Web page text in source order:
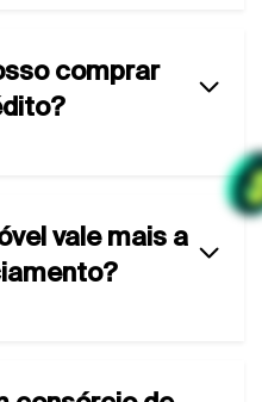
comprar
vale mais a